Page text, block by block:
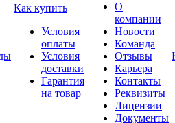
Как купить
Условия
оплаты
Условия
доставки
Гарантия
на товар
О
компании
Новости
Команда
Отзывы
Карьера
Контакты
Реквизиты
Лицензии
Документы